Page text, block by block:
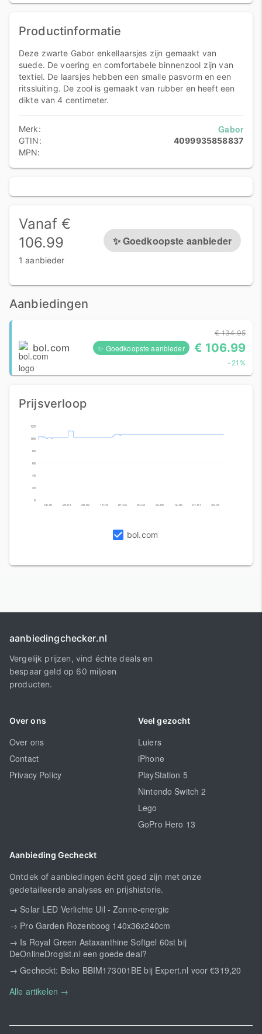
Productinformatie
Deze zwarte Gabor enkellaarsjes zijn gemaakt van
suede. De voering en comfortabele binnenzool zijn van
textiel. De laarsjes hebben een smalle pasvorm en een
ritssluiting. De zool is gemaakt van rubber en heeft een
dikte van 4 centimeter.
Merk: Gabor
GTIN:
4099935858837
MPN:
Vanaf €
106.99
1 aanbieder
✨ Goedkoopste aanbieder
Aanbiedingen
bol.com ✨ Goedkoopste aanbieder
€ 134.95
€ 106.99
-21%
Prijsverloop
0
20
40
60
80
100
120
06-01 29-01 20-02 15-03 07-04 30-04 22-05 14-06 07-07 30-07
bol.com
aanbiedingchecker.nl
Vergelijk prijzen, vind échte deals en
bespaar geld op 60 miljoen
producten.
Over ons
Over ons
Contact
Privacy Policy
Veel gezocht
Luiers
iPhone
PlayStation 5
Nintendo Switch 2
Lego
GoPro Hero 13
Aanbieding Gecheckt
Ontdek of aanbiedingen écht goed zijn met onze
gedetailleerde analyses en prijshistorie.
→ Solar LED Verlichte Uil - Zonne-energie
→ Pro Garden Rozenboog 140x36x240cm
→ Is Royal Green Astaxanthine Softgel 60st bij
DeOnlineDrogist.nl een goede deal?
→ Gecheckt: Beko BBIM173001BE bij Expert.nl voor €319,20
Alle artikelen →